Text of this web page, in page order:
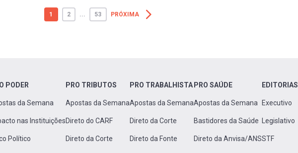
1 2 ... 53 PRÓXIMA
PODER
da Semana
nas Instituições
Político
PRO TRIBUTOS
Apostas da Semana
Direto do CARF
Direto da Corte
PRO TRABALHISTA
Apostas da Semana
Direto da Corte
Direto da Fonte
PRO SAÚDE
Apostas da Semana
Bastidores da Saúde
Direto da Anvisa/ANS
EDITORIAS
Executivo
Legislativo
STF